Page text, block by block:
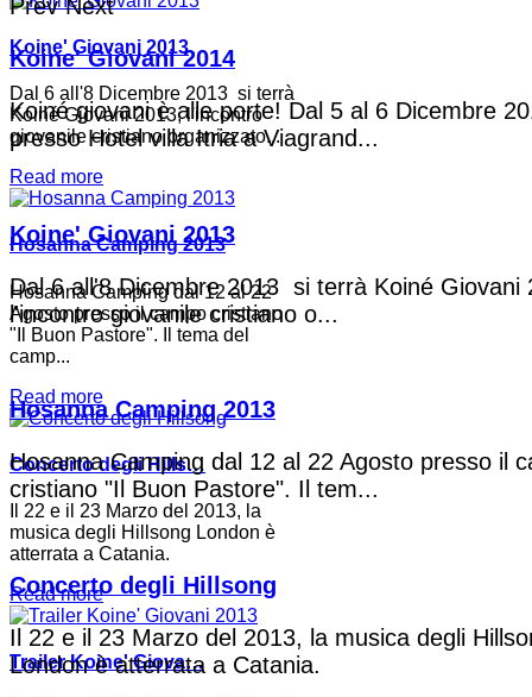
Koine' Giovani 2013
Dal 6 all'8 Dicembre 2013 si terrà
Koiné Giovani 2013, l'incontro
giovanile cristiano organizzato...
Read more
Hosanna Camping 2013
Hosanna Camping dal 12 al 22
Agosto presso il campo cristiano
"Il Buon Pastore". Il tema del
camp...
Read more
Concerto degli Hills…
Il 22 e il 23 Marzo del 2013, la
musica degli Hillsong London è
atterrata a Catania.
Read more
Trailer Koine' Giova…
Prev Next
Koine' Giovani 2014
Koiné giovani è alle porte! Dal 5 al 6 Dicembre
presso Hotel villa Itria a Viagrand...
Koine' Giovani 2013
Dal 6 all'8 Dicembre 2013 si terrà Koiné Giovani
l'incontro giovanile cristiano o...
Hosanna Camping 2013
Hosanna Camping dal 12 al 22 Agosto presso il
cristiano "Il Buon Pastore". Il tem...
Concerto degli Hillsong
Il 22 e il 23 Marzo del 2013, la musica degli
London è atterrata a Catania.